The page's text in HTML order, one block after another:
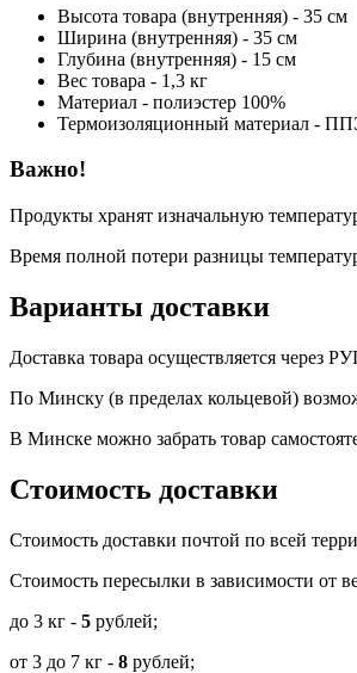
Высота товара (внутренняя) - 35 см
Ширина (внутренняя) - 35 см
Глубина (внутренняя) - 15 см
Вес товара - 1,3 кг
Материал - полиэстер 100%
Термоизоляционный материал -
Важно!
Продукты хранят изначальную
Время полной потери разницы
Варианты доставки
Доставка товара осуществляется через
По Минску (в пределах кольцевой)
В Минске можно забрать товар
Стоимость доставки
Cтоимость доставки почтой по всей
Стоимость пересылки в зависимости от
до 3 кг - 5 рублей;
от 3 до 7 кг - 8 рублей;